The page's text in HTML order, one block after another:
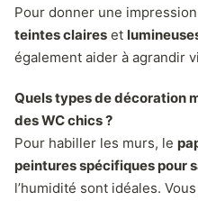
Pour donner une
teintes claires et
également aider à agrandir
Quels types de décoration
des WC chics ?
Pour habiller les murs, le
peintures spécifiques pour
l’humidité sont idéales.